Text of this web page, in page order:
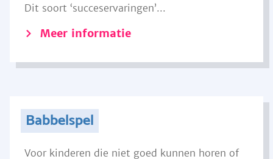
Dit soort ‘succeservaringen’...
Meer informatie
Babbelspel
Voor kinderen die niet goed kunnen horen of